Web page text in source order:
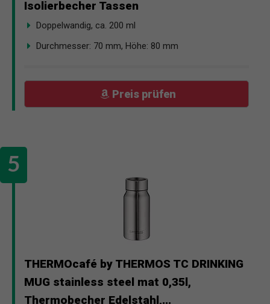
Isolierbecher Tassen
Doppelwandig, ca. 200 ml
Durchmesser: 70 mm, Höhe: 80 mm
Preis prüfen
THERMOcafé by THERMOS TC DRINKING
MUG stainless steel mat 0,35l,
Thermobecher Edelstahl,...